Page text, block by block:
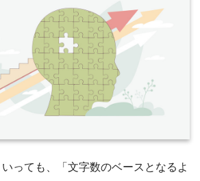
っても、「文字数のベースとなるよ